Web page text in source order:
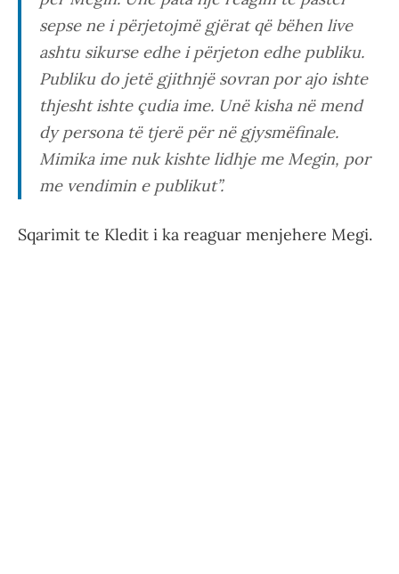
sepse ne i përjetojmë gjërat që bëhen live
ashtu sikurse edhe i përjeton edhe publiku.
Publiku do jetë gjithnjë sovran por ajo ishte
thjesht ishte çudia ime. Unë kisha në mend
dy persona të tjerë për në gjysmëfinale.
Mimika ime nuk kishte lidhje me Megin, por
me vendimin e publikut”.
Sqarimit te Kledit i ka reaguar menjehere Megi.